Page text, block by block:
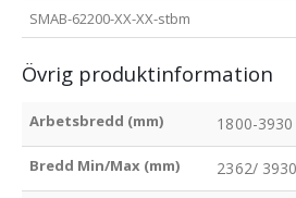
SMAB-62200-XX-XX-stbm
Övrig produktinformation
Arbetsbredd (mm) 1800-
Bredd Min/Max (mm) 2362/